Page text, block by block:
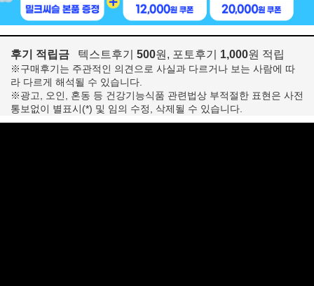
후기 적립금 텍스트후기 500원, 포토후기 1,000원 적립
※구매후기는 주관적인 의견으로 사실과 다르거나 보는 사람에 따
라 다르게 해석될 수 있습니다.
※광고, 오인, 혼동 등 건강기능식품 관련법상 부적절한 표현은 사전
통보없이 별표시(*) 및 임의 수정, 삭제될 수 있습니다.